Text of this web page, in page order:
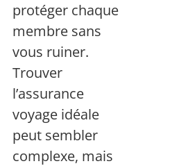
protéger chaque
membre sans
vous ruiner.
Trouver
l’assurance
voyage idéale
peut sembler
complexe, mais